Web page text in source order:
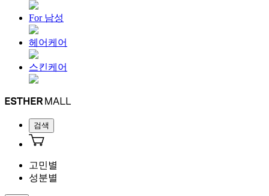
For 남성
헤어케어
스킨케어
검색
고민별
성분별